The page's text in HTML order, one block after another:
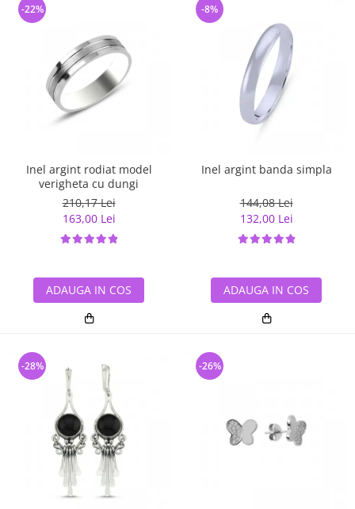
Inel argint rodiat model
verigheta cu dungi
210,17 Lei
163,00 Lei
-22%
ADAUGA IN COS
Inel argint banda simpla
144,08 Lei
132,00 Lei
-8%
ADAUGA IN COS
-28% -26%